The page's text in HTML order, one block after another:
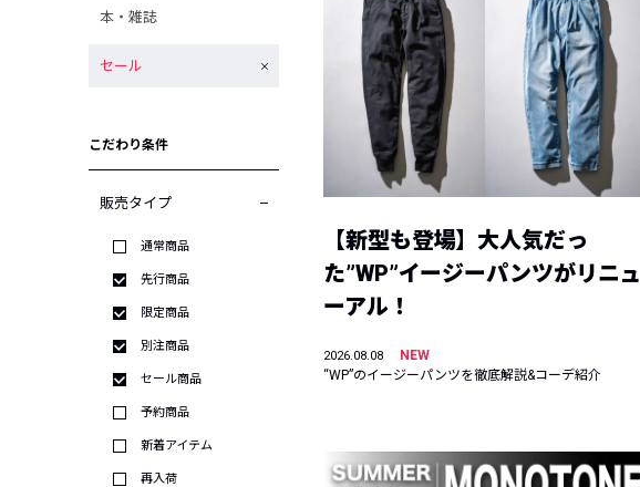
本・雑誌
セール
こだわり条件
販売タイプ
通常商品
先行商品
限定商品
別注商品
セール商品
予約商品
新着アイテム
再入荷
【新型も登場】大人気だっ
た”WP”イージーパンツがリニュ
ーアル！
2026.08.08
NEW
“WP”のイージーパンツを徹底解説&コーデ紹介